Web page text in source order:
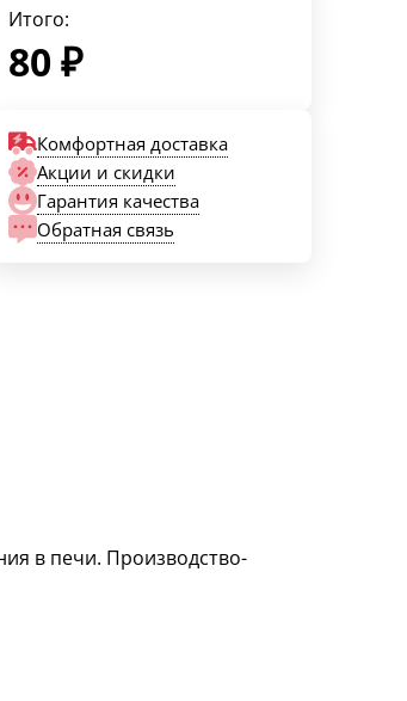
Итого:
80₽
Комфортная доставка
Акции и скидки
Гарантия качества
Обратная связь
в печи. Производство-